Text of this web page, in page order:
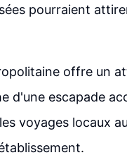
pourraient
offre un
d'une escapade
voyages locaux